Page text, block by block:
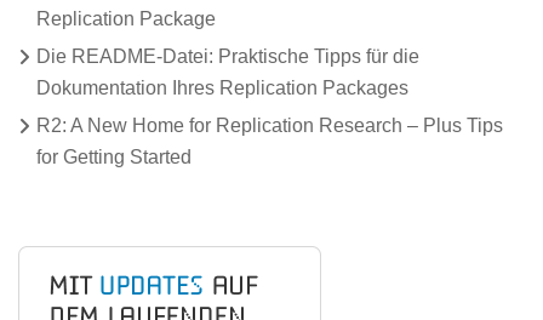
Replication Package
Die README-Datei: Praktische Tipps für die
Dokumentation Ihres Replication Packages
R2: A New Home for Replication Research – Plus Tips
for Getting Started